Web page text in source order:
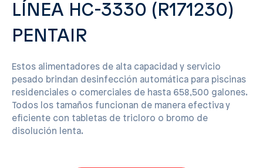
LÍNEA HC-3330 (R171230)
PENTAIR
Estos alimentadores de alta capacidad y servicio
pesado brindan desinfección automática para piscinas
residenciales o comerciales de hasta 658,500 galones.
Todos los tamaños funcionan de manera efectiva y
eficiente con tabletas de tricloro o bromo de
disolución lenta.